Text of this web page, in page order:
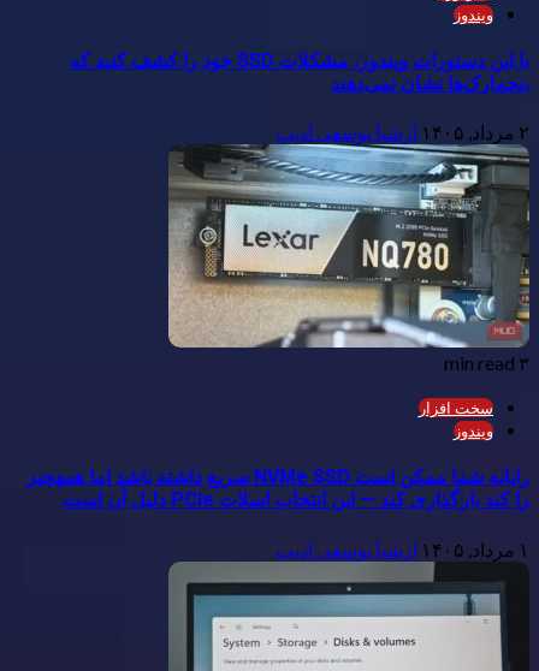
ویندوز
با این دستورات ویندوز، مشکلات SSD خود را کشف کنید که
بنچمارک‌ها نشان نمی‌دهند
۲ مرداد, ۱۴۰۵ ارشیا یوسفی ادیب
۳ min read
سخت افزار
ویندوز
رایانه شما ممکن است NVMe SSD سریع داشته باشد اما همهچیز
را کند بارگذاری کند — این انتخاب اسلات PCIe دلیل آن است
۱ مرداد, ۱۴۰۵ ارشیا یوسفی ادیب